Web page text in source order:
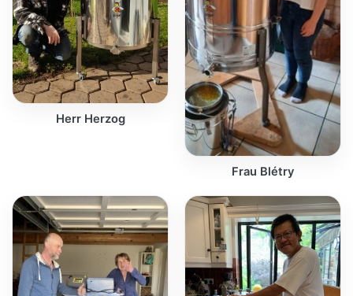
Herr Herzog
Frau Blétry